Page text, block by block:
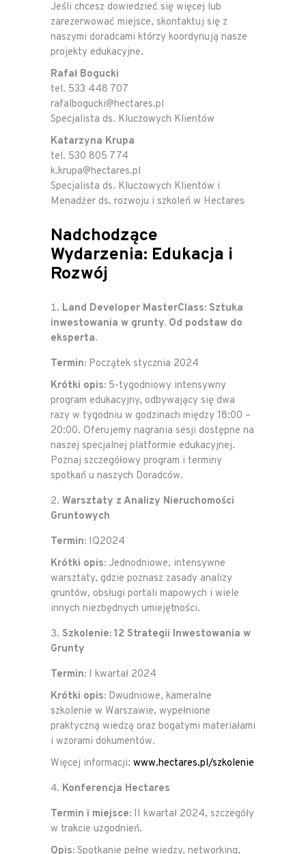
Jeśli chcesz dowiedzieć się więcej lub
zarezerwować miejsce, skontaktuj się z
naszymi doradcami którzy koordynują nasze
projekty edukacyjne.
Rafał Bogucki
tel. 533 448 707
rafalbogucki@hectares.pl
Specjalista ds. Kluczowych Klientów
Katarzyna Krupa
tel. 530 805 774
k.krupa@hectares.pl
Specjalista ds. Kluczowych Klientów i
Menadżer ds. rozwoju i szkoleń w Hectares
Nadchodzące
Wydarzenia: Edukacja i
Rozwój
Land Developer MasterClass: Sztuka
inwestowania w grunty. Od podstaw do
eksperta.
Termin: Początek stycznia 2024
Krótki opis: 5-tygodniowy intensywny
program edukacyjny, odbywający się dwa
razy w tygodniu w godzinach między 18:00 –
20:00. Oferujemy nagrania sesji dostępne na
naszej specjalnej platformie edukacyjnej.
Poznaj szczegółowy program i terminy
spotkań u naszych Doradców.
Warsztaty z Analizy Nieruchomości
Gruntowych
Termin: IQ2024
Krótki opis: Jednodniowe, intensywne
warsztaty, gdzie poznasz zasady analizy
gruntów, obsługi portali mapowych i wiele
innych niezbędnych umiejętności.
Szkolenie: 12 Strategii Inwestowania w
Grunty
Termin: I kwartał 2024
Krótki opis: Dwudniowe, kameralne
szkolenie w Warszawie, wypełnione
praktyczną wiedzą oraz bogatymi materiałami
i wzorami dokumentów.
Więcej informacji: www.hectares.pl/szkolenie
Konferencja Hectares
Termin i miejsce: II kwartał 2024, szczegóły
w trakcie uzgodnień.
Opis: Spotkanie pełne wiedzy, networking,